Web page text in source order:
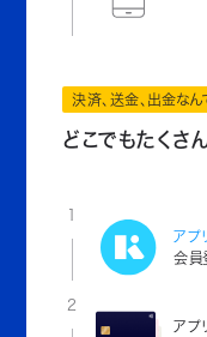
決済、送金、出金なん
どこでもたくさ
1
アプ
会員
2
アプ